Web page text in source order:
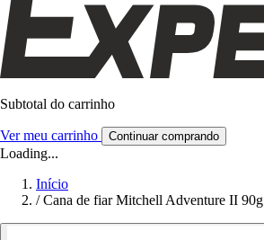
Subtotal do carrinho
Ver meu carrinho Continuar comprando
Loading...
Início
/ Cana de fiar Mitchell Adventure II 90g